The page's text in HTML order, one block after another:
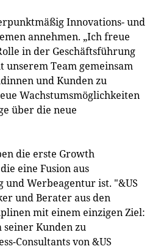
Innovations- und
annehmen. „Ich freue
in der Geschäftsführung
Team gemeinsam
und Kunden zu
Wachstumsmöglichkeiten
über die neue
die erste Growth
eine Fusion aus
Werbeagentur ist. "&US
und Berater aus den
mit einem einzigen Ziel:
seiner Kunden zu
Consultants von &US